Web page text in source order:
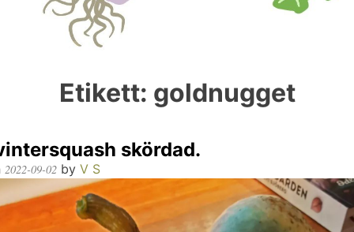
Etikett: goldnugget
skördad.
2022-09-02 by V S